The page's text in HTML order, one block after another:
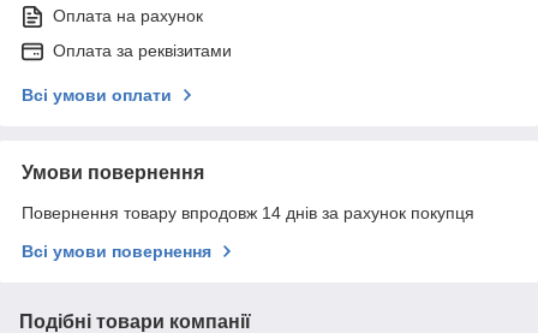
Оплата на рахунок
Оплата за реквізитами
Всі умови оплати
Умови повернення
Повернення товару впродовж 14 днів за рахунок покупця
Всі умови повернення
Подібні товари компанії